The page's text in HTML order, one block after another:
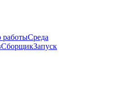
работыСреда
СборщикЗапуск